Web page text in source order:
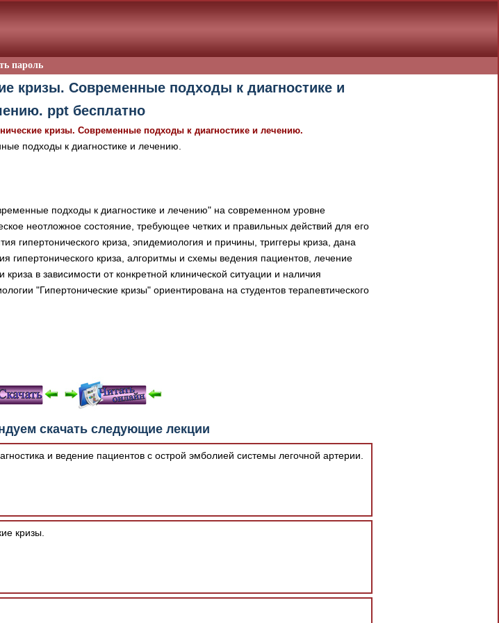
пароль
кризы. Современные подходы к диагностике и
ppt бесплатно
кризы. Современные подходы к диагностике и лечению.
подходы к диагностике и лечению.
подходы к диагностике и лечению" на современном уровне
неотложное состояние, требующее четких и правильных действий для его
гипертонического криза, эпидемиология и причины, триггеры криза, дана
гипертонического криза, алгоритмы и схемы ведения пациентов, лечение
в зависимости от конкретной клинической ситуации и наличия
"Гипертонические кризы" ориентирована на студентов терапевтического
различные ошибки отображения документа в результате отсутствия
размеров исходных шаблонов. При скачивании документа данная
автоматически.
скачать следующие лекции
и ведение пациентов с острой эмболией системы легочной артерии.
кризы.